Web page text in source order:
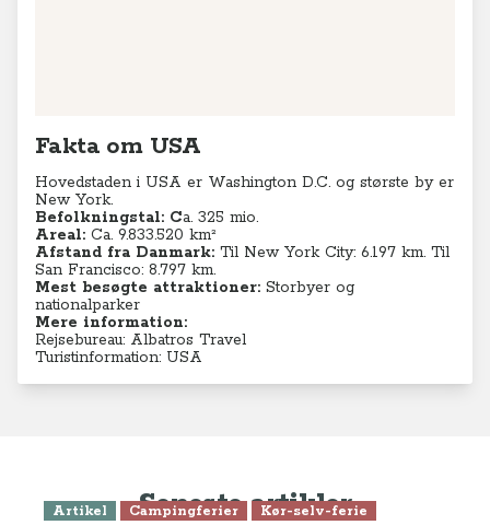
Fakta om USA
Hovedstaden i USA er Washington D.C. og største by er
New York.
Befolkningstal: Ca. 325 mio.
Areal: Ca. 9.833.520 km²
Afstand fra Danmark: Til New York City: 6.197 km. Til
San Francisco: 8.797 km.
Mest besøgte attraktioner: Storbyer og
nationalparker
Mere information:
Rejsebureau: Albatros Travel
Turistinformation: USA
Seneste artikler
Artikel Campingferier Kør-selv-ferie